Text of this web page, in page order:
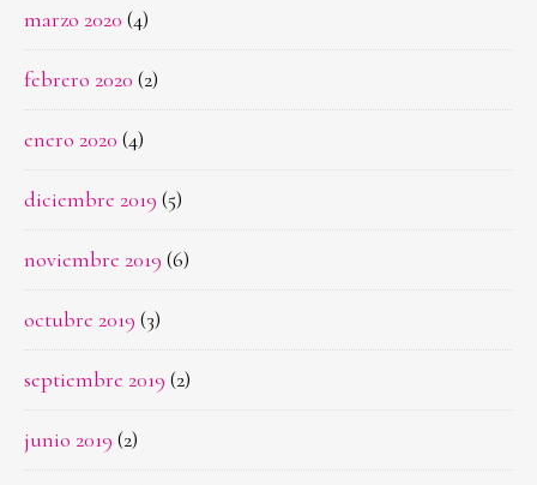
marzo 2020 (4)
febrero 2020 (2)
enero 2020 (4)
diciembre 2019 (5)
noviembre 2019 (6)
octubre 2019 (3)
septiembre 2019 (2)
junio 2019 (2)